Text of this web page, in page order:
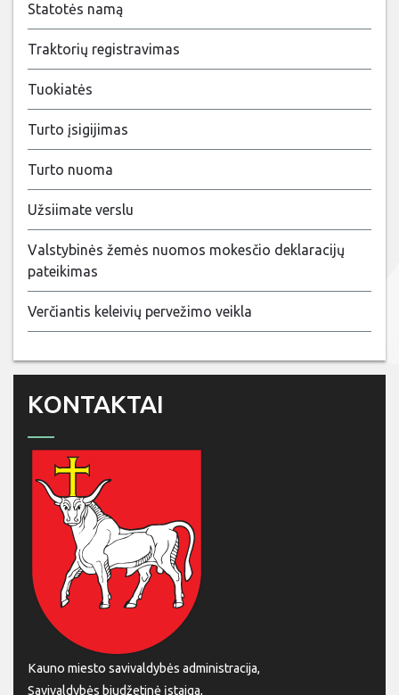
Statotės namą
Traktorių registravimas
Tuokiatės
Turto įsigijimas
Turto nuoma
Užsiimate verslu
Valstybinės žemės nuomos mokesčio deklaracijų
pateikimas
Verčiantis keleivių pervežimo veikla
KONTAKTAI
Kauno miesto savivaldybės administracija,
Savivaldybės biudžetinė įstaiga,